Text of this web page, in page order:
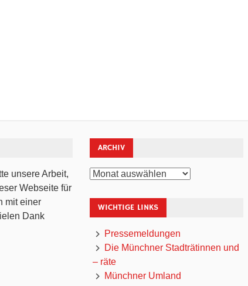
unsere Arbeit,
Webseite für
mit einer
Dank
ARCHIV
Archiv
WICHTIGE LINKS
Pressemeldungen
Die Münchner Stadträtinnen und
– räte
Münchner Umland